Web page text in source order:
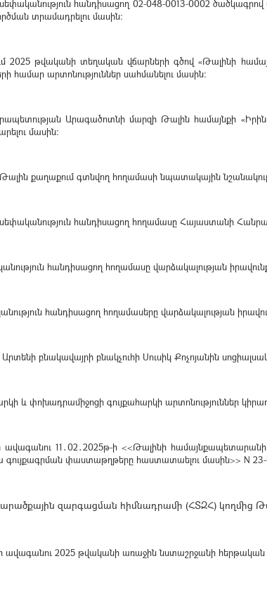
հանդիսացող 02-048-0013-0002
տրամադրելու մասին։
2025 թվականի տեղական վճարների գծով «Թալինի
համար արտոնություններ սահմանելու մասին։
Արագածոտնի մարզի Թալին համայնքի
մասին։
քաղաքում գտնվող հողամասի նպատակային
հանդիսացող հողամասը Հայաստանի
հանդիսացող հողամասը վարձակալության
հանդիսացող հողամասերը վարձակալության
բնակավայրի բնակչուհի Սուսիկ Քոչոյանին
և փոխադրամիջոցի գույքահարկի արտոնություններ
ավագանու 11․02․2025թ-ի <<Թալինի
փաստաթղթերը հաստատաելու մասին>> N 23-Ա
զարգացման հիմնադրամի (ՀՏԶՀ) կողմից
ավագանու 2025 թվականի առաջին նստաշրջանի հերթական